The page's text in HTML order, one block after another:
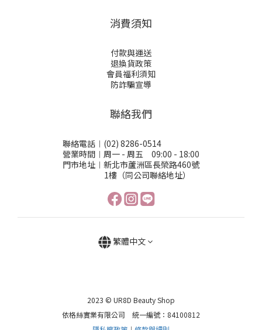
消費須知
付款與運送
退換貨政策
會員福利須知
防詐騙宣導
聯絡我們
聯絡電話︱(02) 8286-0514
營業時間︱周一 - 周五 09:00 - 18:00
門市地址︱新北市蘆洲區長榮路460號
1樓（同公司聯絡地址）
繁體中文
2023 © UR8D Beauty Shop
依格絲實業有限公司 統一編號：84100812